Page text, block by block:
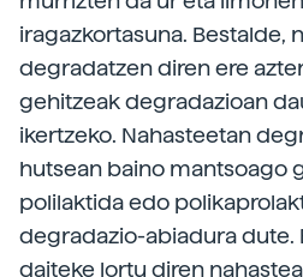
iragazkortasuna. Bestalde,
degradatzen diren ere
gehitzeak degradazioan
ikertzeko. Nahasteetan
hutsean baino mantsoago
polilaktida edo
degradazio-abiadura dute.
daiteke lortu diren